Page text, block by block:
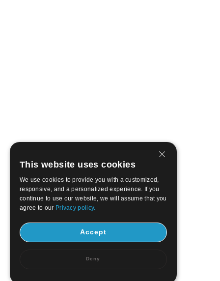
This website uses cookies
We use cookies to provide you with a customized,
responsive, and a personalized experience. If you
continue to use our website, we will assume that you
agree to our Privacy policy.
Accept
Deny